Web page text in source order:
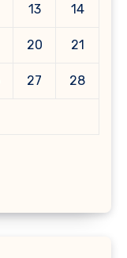
13 14
20 21
27 28